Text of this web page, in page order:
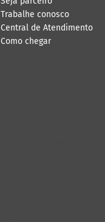
Trabalhe conosco
Central de Atendimento
Como chegar